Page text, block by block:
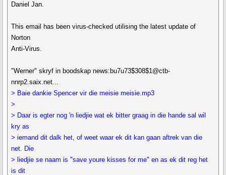
Daniel Jan.
This email has been virus-checked utilising the latest update of
Norton
Anti-Virus.
"Werner" skryf in boodskap news:bu7u73$308$1@ctb-
nnrp2.saix.net...
> Baie dankie Spencer vir die meisie meisie.mp3
>
> Daar is egter nog 'n liedjie wat ek bitter graag in die hande sal wil
kry as
> iemand dit dalk het, of weet waar ek dit kan gaan aftrek van die
net. Die
> liedjie se naam is "save youre kisses for me" en as ek dit reg het
is dit